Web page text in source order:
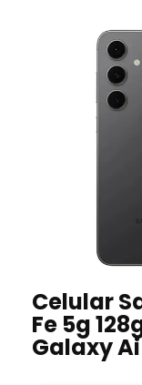
Celular
Fe 5g
Galaxy